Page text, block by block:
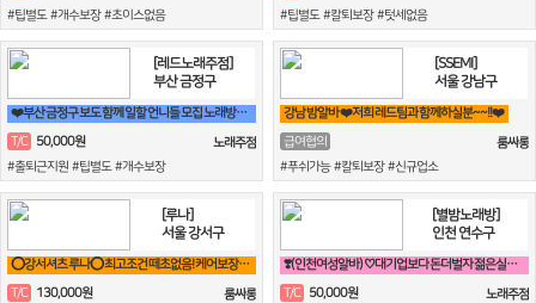
#팁별도 #개수보장 #초이스없음
#팁별도 #칼퇴보장 #텃세없음
[레드노래주점]
부산 금정구
❤️부산 금정구 보도 함께 일할 언니들 모집 노래방알바❤️
T/C
50,000원
노래주점
#출퇴근지원 #팁별도 #개수보장
[SSEMI]
서울 강남구
강남 밤알바 ❤️저희 레드팀과 함께하실분~~!!❤️
급여협의
룸싸롱
#푸쉬가능 #칼퇴보장 #신규업소
[루나]
서울 강서구
⭕강서셔츠 루나⭕ 최고조건 떼초없음! 케어보장! 60분 풀티13✨
T/C
130,000원
룸싸롱
[별밤노래방]
인천 연수구
❣️(인천여성알바) ♡대기업보다 돈더벌자 젊은실장♡❣️
T/C 50,000원
노래주점